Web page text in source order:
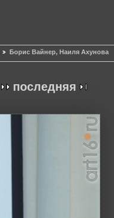
Борис Вайнер, Наиля Ахунова
последняя